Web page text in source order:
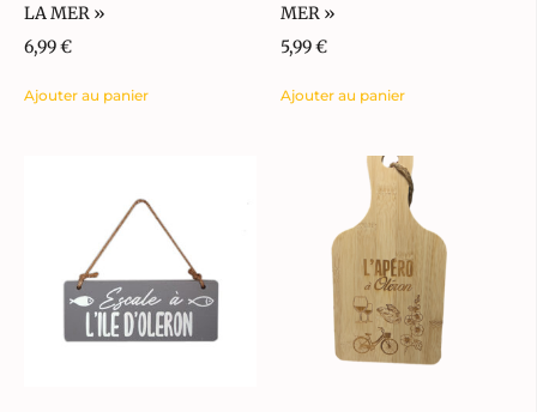
LA MER »
6,99€
Ajouter au panier
MER »
5,99€
Ajouter au panier